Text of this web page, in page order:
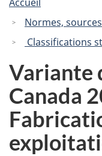
Normes,
Classifications
Variante
Canada